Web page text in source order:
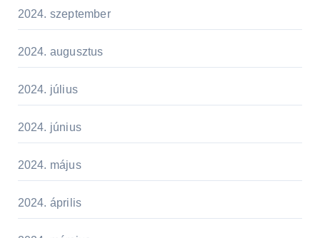
2024. szeptember
2024. augusztus
2024. július
2024. június
2024. május
2024. április